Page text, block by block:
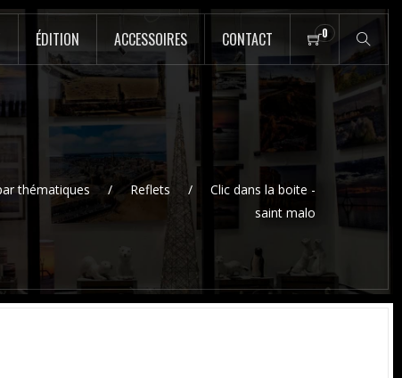
ÉDITION ACCESSOIRES CONTACT 0
thématiques Reflets
Clic dans la boite -
saint malo